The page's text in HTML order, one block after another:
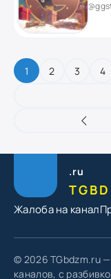
1 2 3 4
.ru
Жалоба на канал
© 2026 TGbdzm.ru
каналов, с